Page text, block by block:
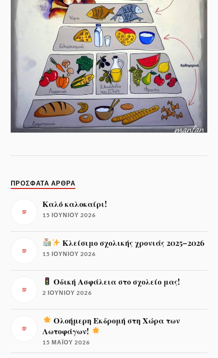
ΠΡΌΣΦΑΤΑ ΆΡΘΡΑ
Καλό καλοκαίρι!
15 ΙΟΥΝΊΟΥ 2026
Κλείσιμο σχολικής χρονιάς 2025–2026
15 ΙΟΥΝΊΟΥ 2026
Οδική Ασφάλεια στο σχολείο μας!
2 ΙΟΥΝΊΟΥ 2026
Ολοήμερη Εκδρομή στη Χώρα των
Λωτοφάγων!
15 ΜΑΪ́ΟΥ 2026